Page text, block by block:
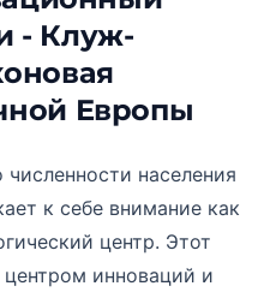
- Клуж-
Европы
населения
к себе внимание как
центр. Этот
инноваций и